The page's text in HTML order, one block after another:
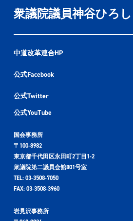
衆議院議員神谷ひろし
中道改革連合HP
公式Facebook
公式Twitter
公式YouTube
国会事務所
〒100-8982
東京都千代田区永田町2丁目1-2
衆議院第二議員会館801号室
TEL: 03-3508-7050
FAX: 03-3508-3960
岩見沢事務所